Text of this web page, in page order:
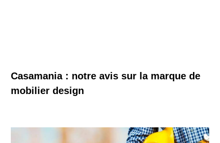
Casamania : notre avis sur la marque de
mobilier design